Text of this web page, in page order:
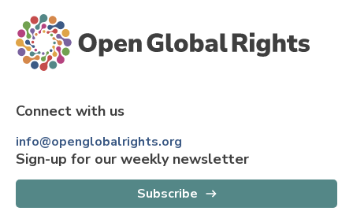
Connect with us
info@openglobalrights.org
Sign-up for our weekly newsletter
Subscribe